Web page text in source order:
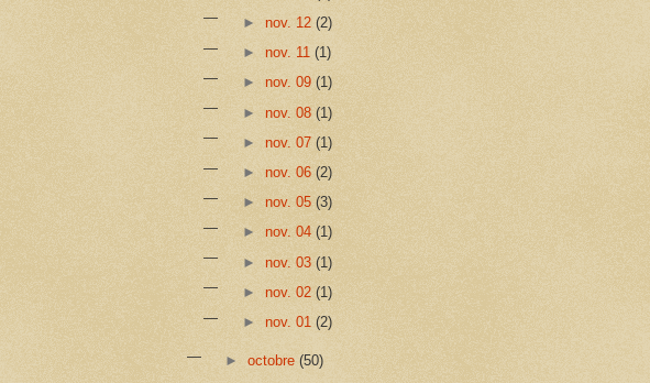
► nov. 12 (2)
► nov. 11 (1)
► nov. 09 (1)
► nov. 08 (1)
► nov. 07 (1)
► nov. 06 (2)
► nov. 05 (3)
► nov. 04 (1)
► nov. 03 (1)
► nov. 02 (1)
► nov. 01 (2)
►octobre(50)